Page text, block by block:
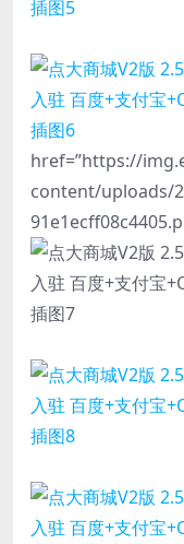
href=”https://
content/uploads/